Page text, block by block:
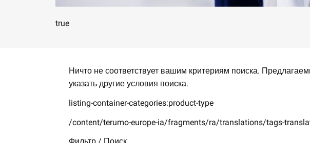
true
Ничто не соответствует вашим критериям поиска.
указать другие условия поиска.
listing-container-categories:product-type
/content/terumo-europe-ia/fragments/ra/translations/tags-